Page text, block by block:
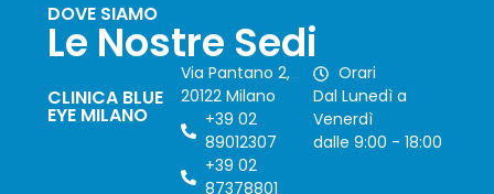
DOVE SIAMO
Le Nostre Sedi
CLINICA BLUE
EYE MILANO
Via Pantano 2,
20122 Milano
+39 02
89012307
+39 02
87378801
Orari
Dal Lunedì a
Venerdì
dalle 9:00 - 18:00